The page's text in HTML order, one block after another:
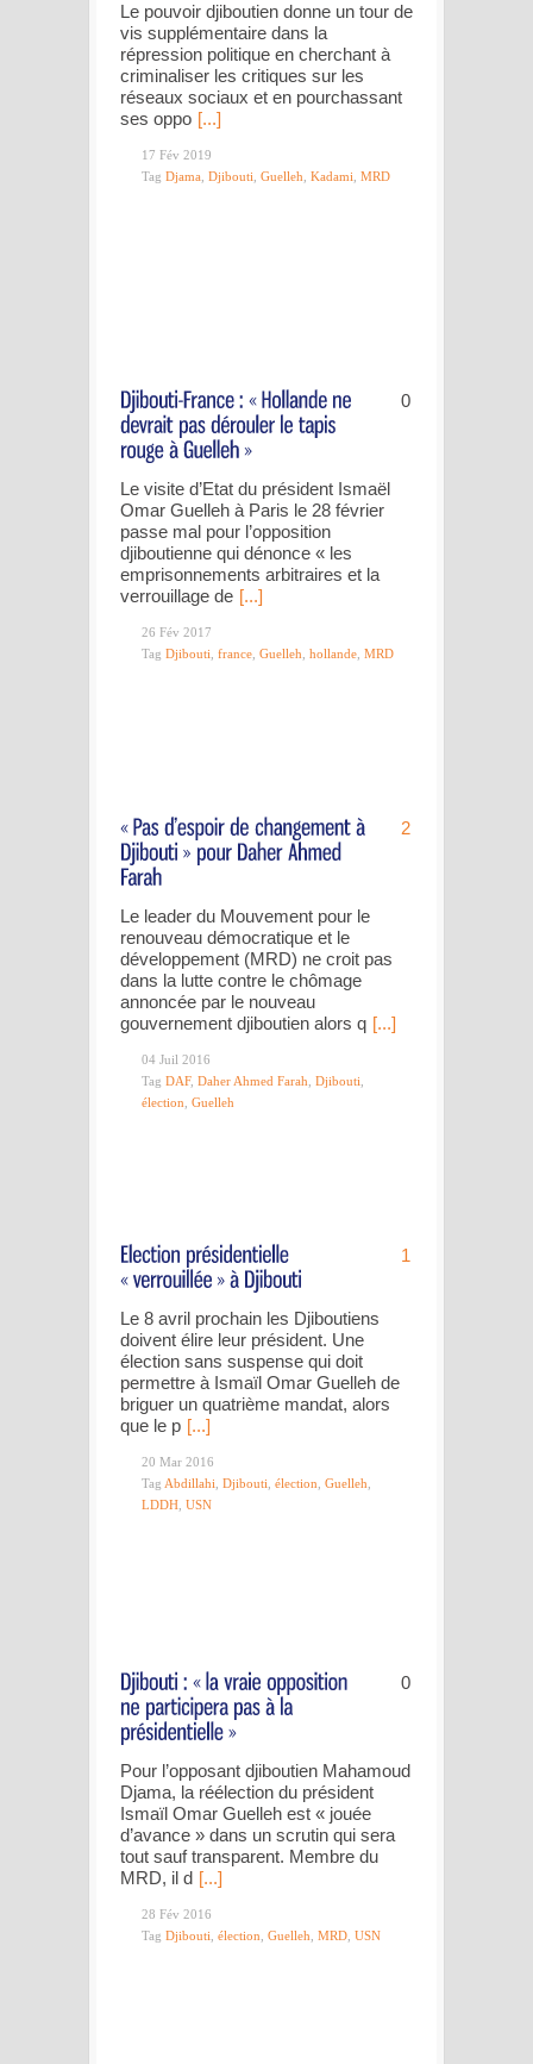
Le pouvoir djiboutien donne un tour de
vis supplémentaire dans la
répression politique en cherchant à
criminaliser les critiques sur les
réseaux sociaux et en pourchassant
ses oppo [...]
17 Fév 2019
Tag Djama Djibouti Guelleh Kadami MRD
0
Le visite d’Etat du président Ismaël
Omar Guelleh à Paris le 28 février
passe mal pour l’opposition
djiboutienne qui dénonce « les
emprisonnements arbitraires et la
verrouillage de [...]
26 Fév 2017
Tag Djibouti, france, Guelleh, hollande, MRD
2
Le leader du Mouvement pour le
renouveau démocratique et le
développement (MRD) ne croit pas
dans la lutte contre le chômage
annoncée par le nouveau
gouvernement djiboutien alors q [...]
04 Juil 2016
Tag DAF, Daher Ahmed Farah, Djibouti,
élection, Guelleh
1
Le 8 avril prochain les Djiboutiens
doivent élire leur président. Une
élection sans suspense qui doit
permettre à Ismaïl Omar Guelleh de
briguer un quatrième mandat, alors
que le p [...]
20 Mar 2016
Tag Abdillahi Djibouti élection Guelleh
LDDH USN
0
Pour l’opposant djiboutien Mahamoud
Djama, la réélection du président
Ismaïl Omar Guelleh est « jouée
d’avance » dans un scrutin qui sera
tout sauf transparent. Membre du
MRD, il d [...]
28 Fév 2016
Tag Djibouti, élection, Guelleh, MRD, USN